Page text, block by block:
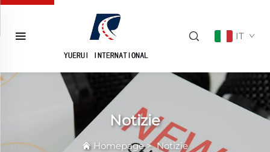
IT
Notizie
Homepage>Notizie